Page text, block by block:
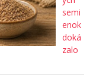
semi
enok
doká
zalo